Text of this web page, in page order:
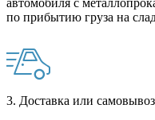
автомобиля с
по прибытию груза на
3. Доставка или самовывоз